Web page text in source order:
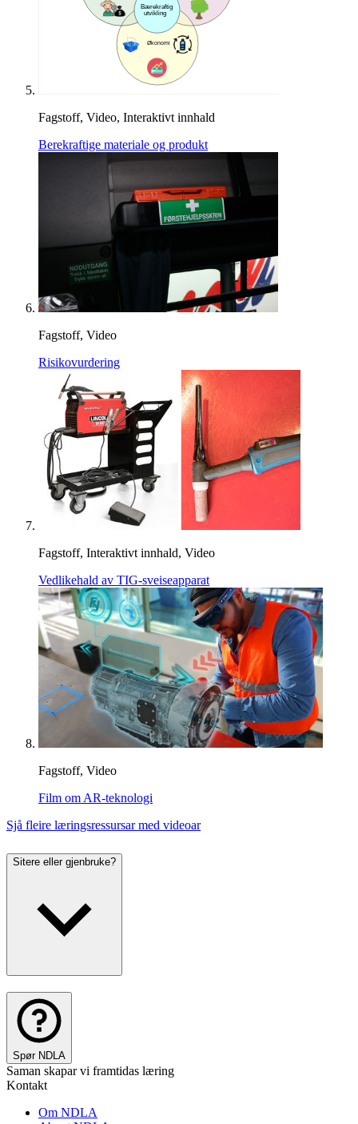
Fagstoff, Video, Interaktivt innhald
Berekraftige materiale og produkt
Fagstoff, Video
Risikovurdering
Fagstoff, Interaktivt innhald, Video
Vedlikehald av TIG-sveiseapparat
Fagstoff, Video
Film om AR-teknologi
Sjå fleire læringsressursar med videoar
Sitere eller gjenbruke?
Spør NDLA
Saman skapar vi framtidas læring
Kontakt
Om NDLA